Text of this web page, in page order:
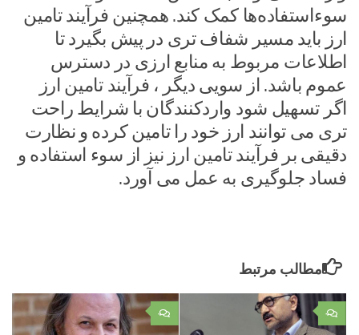
سوءاستفاده‌ها کمک کند. همچنین فرآیند تامین
ارز باید مسیر شفاف تری در پیش بگیرد تا
اطلاعات مربوط به منابع ارزی در دسترس
عموم باشد. از سویی دیگر ، فرآیند تامین ارز
اگر تسهیل شود واردکنندگان با شرایط راحت
تری می توانند ارز خود را تامین کرده و نظارت
دقیقی بر فرآیند تامین ارز نیز از سوء استفاده و
فساد جلوگیری به عمل می آورد.
مطالب مرتبط
۰ ۰